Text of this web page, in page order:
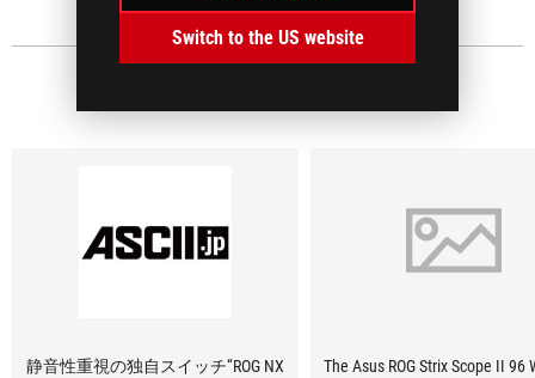
Switch to the US website
静音性重視の独自スイッチ“ROG NX
The Asus ROG Strix Scope II 96